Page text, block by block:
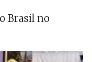
Brasil no